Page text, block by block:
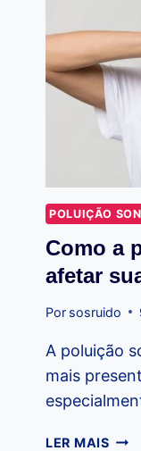
POLUIÇÃO
Como a
afetar
Por sosruido
A poluição
mais
LER MAIS